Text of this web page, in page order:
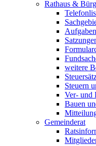
Rathaus &
Aufgaben
weitere
Steuern
Ver- und
Bauen
Gemeinderat